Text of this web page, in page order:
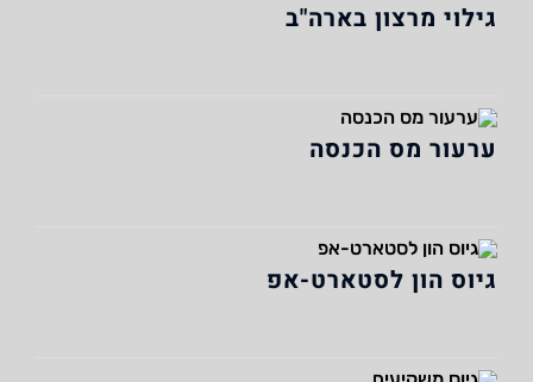
גילוי מרצון בארה"ב
ערעור מס הכנסה
גיוס הון לסטארט-אפ